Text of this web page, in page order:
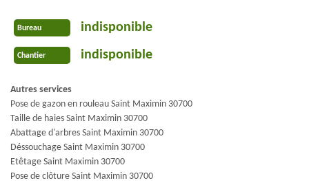
Bureau indisponible
Chantier indisponible
Autres services
Pose de gazon en rouleau Saint Maximin 30700
Taille de haies Saint Maximin 30700
Abattage d'arbres Saint Maximin 30700
Déssouchage Saint Maximin 30700
Etêtage Saint Maximin 30700
Pose de clôture Saint Maximin 30700